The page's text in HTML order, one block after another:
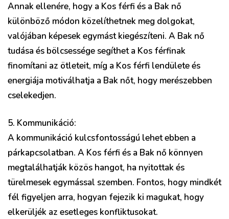
Annak ellenére, hogy a Kos férfi és a Bak nő
különböző módon közelíthetnek meg dolgokat,
valójában képesek egymást kiegészíteni. A Bak nő
tudása és bölcsessége segíthet a Kos férfinak
finomítani az ötleteit, míg a Kos férfi lendülete és
energiája motiválhatja a Bak nőt, hogy merészebben
cselekedjen.
5. Kommunikáció:
A kommunikáció kulcsfontosságú lehet ebben a
párkapcsolatban. A Kos férfi és a Bak nő könnyen
megtalálhatják közös hangot, ha nyitottak és
türelmesek egymással szemben. Fontos, hogy mindkét
fél figyeljen arra, hogyan fejezik ki magukat, hogy
elkerüljék az esetleges konfliktusokat.